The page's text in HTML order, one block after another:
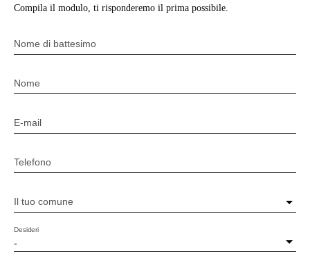
Compila il modulo, ti risponderemo il prima possibile.
Nome di battesimo
Nome
E-mail
Telefono
Il tuo comune
-
Desideri